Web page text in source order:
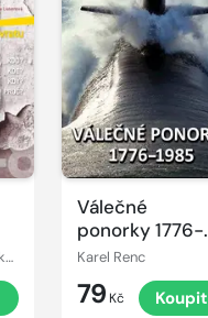
František Čapka, Jitka Lunerová
Válečné
ponorky 1776-
1985
Karel Renc
79 Kč Koupit